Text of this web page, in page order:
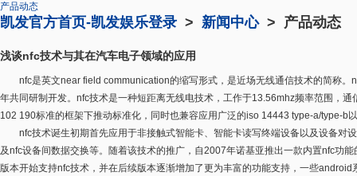
产品动态
凯发官方首页-凯发娱乐登录 > 新闻中心> 产品动态
浅谈nfc技术与其在汽车电子领域的应用
nfc是英文near field communication的缩写形式，是近场无线通信技术的简称。
年共同研制开发。nfc技术是一种短距离无线电技术，工作于13.56mhz频率范围，
102 190标准的框架下推动标准化，同时也兼容应用广泛的iso 14443 type-a/type-b
nfc技术诞生初期首先应用于非接触式智能卡、智能卡读写终端设备以及设备对
及nfc设备间数据交换等。随着该技术的推广，自2007年诺基亚推出一款内置nfc功
版本开始支持nfc技术，并在后续版本逐渐增加了更为丰富的功能支持，一些